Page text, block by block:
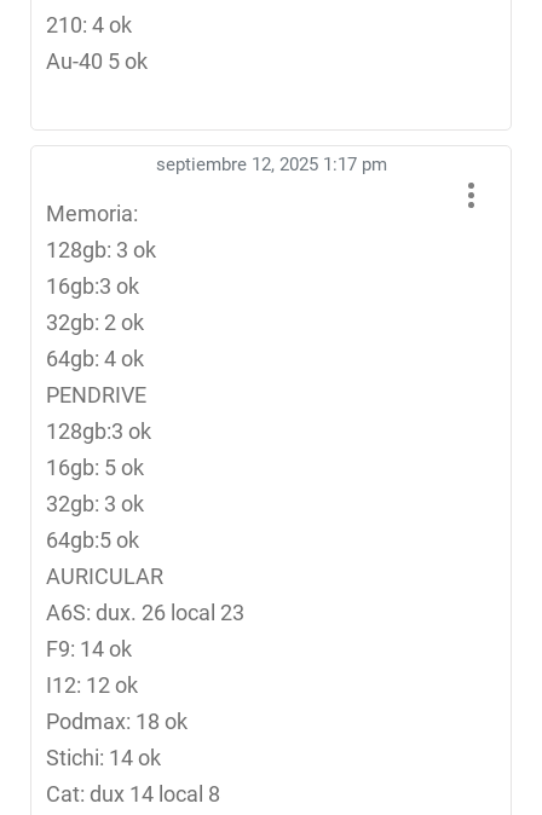
210: 4 ok
Au-40 5 ok
septiembre 12, 2025 1:17 pm
Memoria:
128gb: 3 ok
16gb:3 ok
32gb: 2 ok
64gb: 4 ok
PENDRIVE
128gb:3 ok
16gb: 5 ok
32gb: 3 ok
64gb:5 ok
AURICULAR
A6S: dux. 26 local 23
F9: 14 ok
I12: 12 ok
Podmax: 18 ok
Stichi: 14 ok
Cat: dux 14 local 8